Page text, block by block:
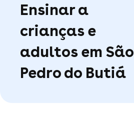
Ensinar a
crianças e
adultos em São
Pedro do Butiá